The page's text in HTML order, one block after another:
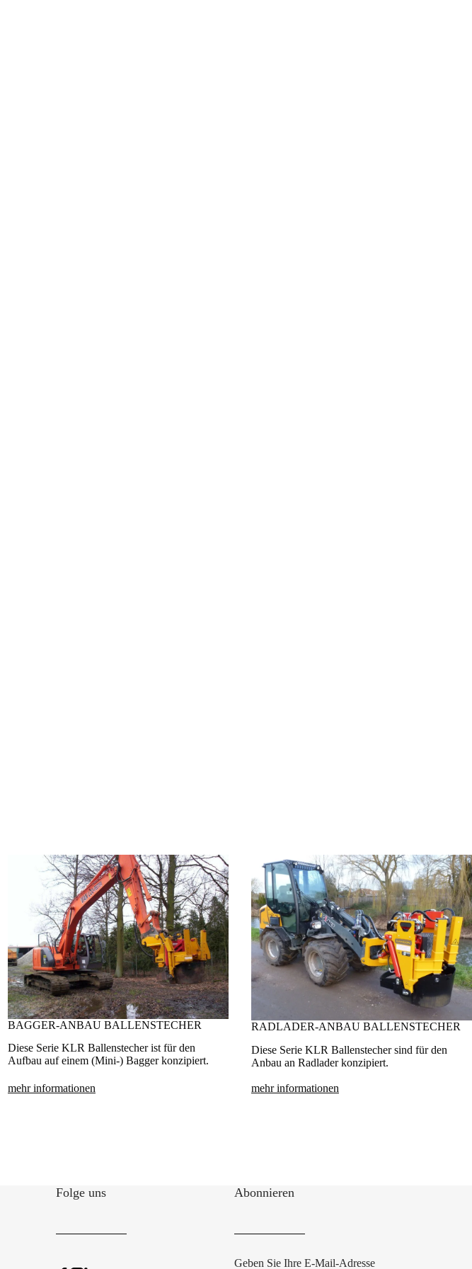
BAGGER-ANBAU BALLENSTECHER
Diese Serie KLR Ballenstecher ist für den
Aufbau auf einem (Mini-) Bagger konzipiert.
mehr informationen
RADLADER-ANBAU BALLENSTECHER
Diese Serie KLR Ballenstecher sind für den
Anbau an Radlader konzipiert.
mehr informationen
Folge uns Abonnieren
Geben Sie Ihre E-Mail-Adresse